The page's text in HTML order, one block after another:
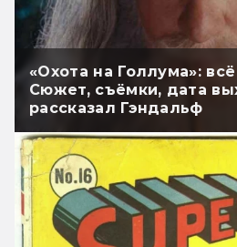
«Охота на Голлума»:
Сюжет, съёмки, дата
рассказал Гэндальф